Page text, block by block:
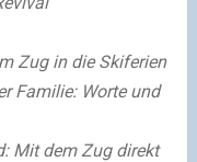
Zug in die Skiferien
Familie: Worte und
Mit dem Zug direkt